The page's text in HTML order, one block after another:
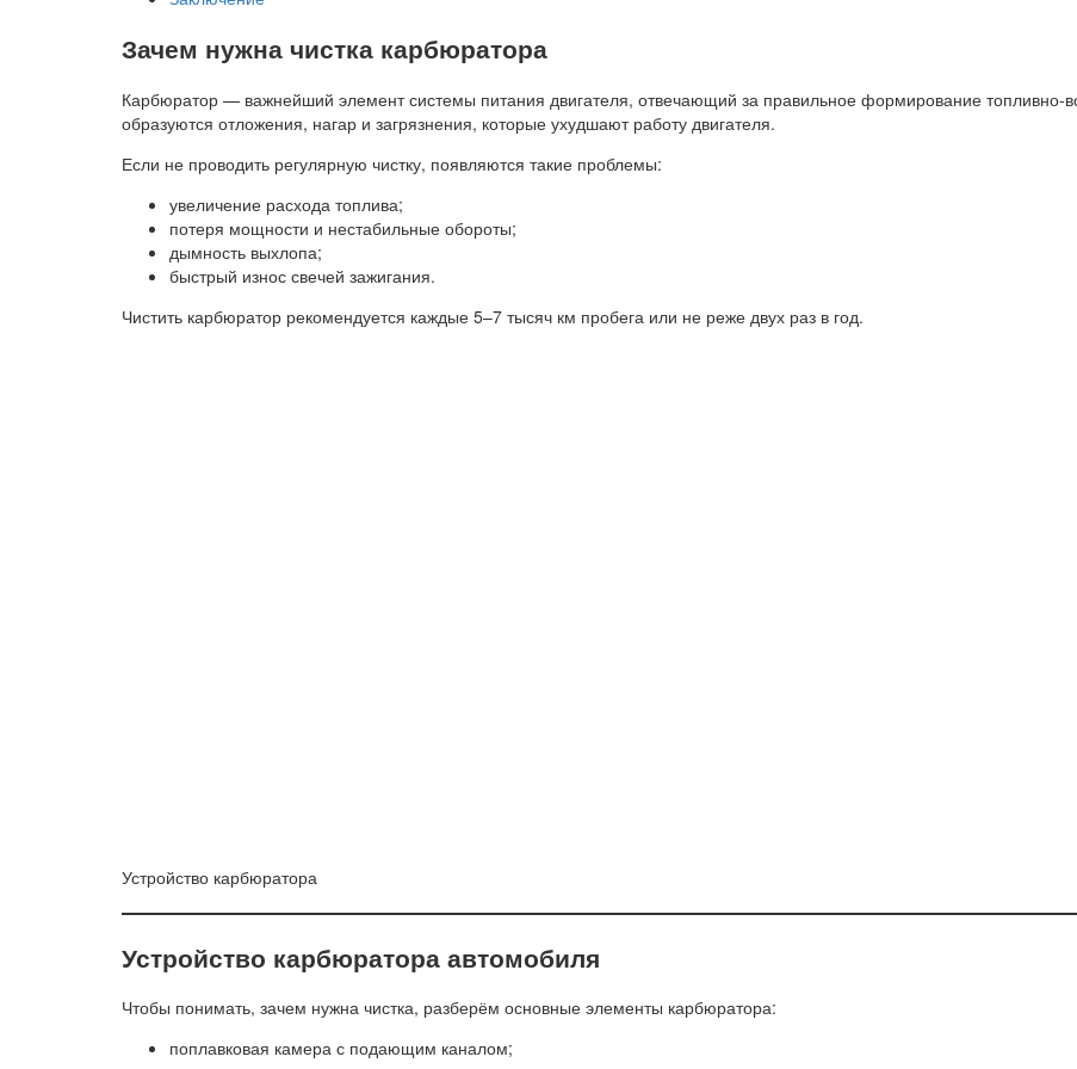
Зачем нужна чистка карбюратора
Карбюратор — важнейший элемент системы питания двигателя, отвечающий за правильное формирование топливно-
образуются отложения, нагар и загрязнения, которые ухудшают работу двигателя.
Если не проводить регулярную чистку, появляются такие проблемы:
увеличение расхода топлива;
потеря мощности и нестабильные обороты;
дымность выхлопа;
быстрый износ свечей зажигания.
Чистить карбюратор рекомендуется каждые 5–7 тысяч км пробега или не реже двух раз в год.
Устройство карбюратора
Устройство карбюратора автомобиля
Чтобы понимать, зачем нужна чистка, разберём основные элементы карбюратора:
поплавковая камера с подающим каналом;